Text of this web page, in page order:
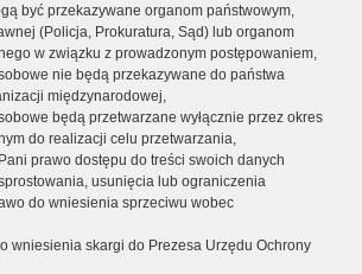
być przekazywane organom państwowym,
(Policja, Prokuratura, Sąd) lub organom
w związku z prowadzonym postępowaniem,
nie będą przekazywane do państwa
międzynarodowej,
będą przetwarzane wyłącznie przez okres
do realizacji celu przetwarzania,
prawo dostępu do treści swoich danych
usunięcia lub ograniczenia
do wniesienia sprzeciwu wobec
wniesienia skargi do Prezesa Urzędu Ochrony